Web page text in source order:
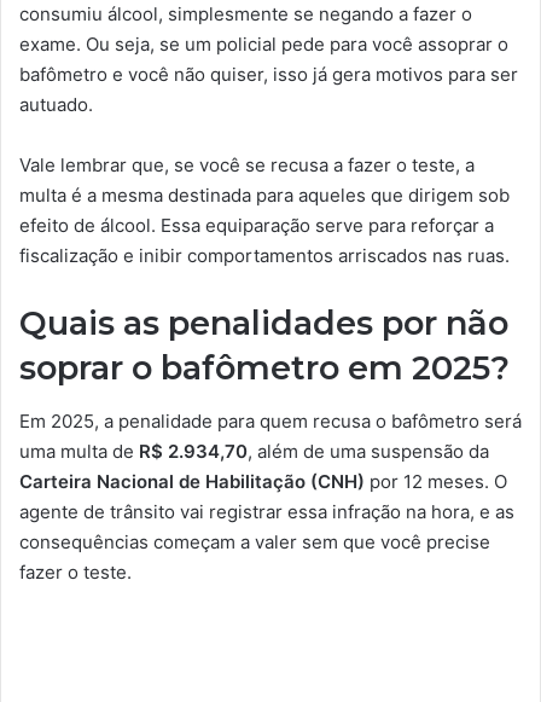
consumiu álcool, simplesmente se negando a fazer o
exame. Ou seja, se um policial pede para você assoprar o
bafômetro e você não quiser, isso já gera motivos para ser
autuado.
Vale lembrar que, se você se recusa a fazer o teste, a
multa é a mesma destinada para aqueles que dirigem sob
efeito de álcool. Essa equiparação serve para reforçar a
fiscalização e inibir comportamentos arriscados nas ruas.
Quais as penalidades por não
soprar o bafômetro em 2025?
Em 2025, a penalidade para quem recusa o bafômetro será
uma multa de R$ 2.934,70, além de uma suspensão da
Carteira Nacional de Habilitação (CNH) por 12 meses. O
agente de trânsito vai registrar essa infração na hora, e as
consequências começam a valer sem que você precise
fazer o teste.